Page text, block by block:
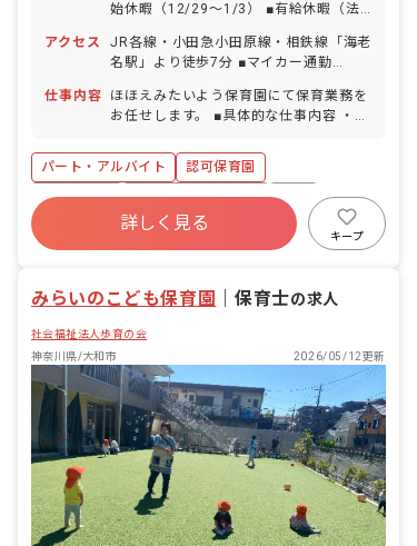
始休暇（12/29～1/3） ■有給休暇（法
取得可／5日以上の連休相談OK） ■産休
育休制度（取得率／復帰率はほぼ
100％） ■介護・看護休暇
アクセス
JR各線・小田急小田原線・相鉄線「海老
名駅」より徒歩7分 ■マイカー通勤
完備）
仕事内容
ほほえみたいよう保育園にて保育業務を
お任せします。 ■具体的な仕事内容 ・通
性を考慮します。 ※保育室は区切ること
もできるワンフロアなので、すべての子
どもたちと触れ合うことができます。
パート・アルバイト
認可保育園
正社員登用
ボーナス・賞与あり
有給
福利厚生充実
残業少なめ
昇給昇進あり
詳しく見る
キープ
みらいのこども保育園 ｜保育士の求人
社会福祉法人歩育の会
神奈川県/大和市
2026/05/12更新